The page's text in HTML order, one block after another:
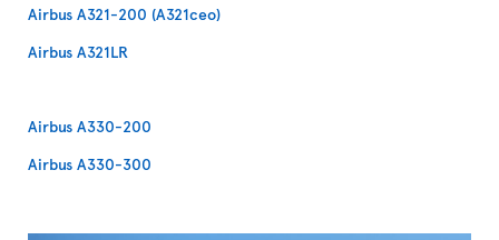
Airbus A321-200 (A321ceo)
Airbus A321LR
Airbus A330-200
Airbus A330-300